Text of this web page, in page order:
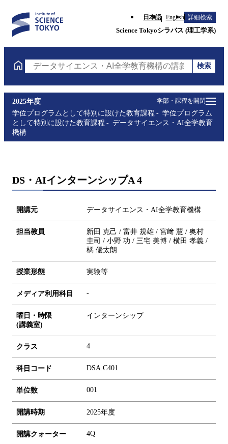
日本語 English 詳細検索
Science Tokyoシラバス (理工学系)
データサイエンス・AI全学教育機構の講義を検索（
検索
学部・課程を開閉
2025年度
学位プログラムとして特別に設けた教育課程
学位プログラム
として特別に設けた教育課程
データサイエンス・AI全学教育
機構
DS・AIインターンシップA 4
開講元 データサイエンス・AI全学教育機構
担当教員
新田 克己 / 富井 規雄 / 宮﨑 慧 / 奥村
圭司 / 小野 功 / 三宅 美博 / 横田 孝義 /
橘 優太朗
授業形態 実験等
メディア利用科目 -
曜日・時限
(講義室)
インターンシップ
クラス 4
科目コード DSA.C401
単位数 001
開講時期 2025年度
開講クォーター 4Q